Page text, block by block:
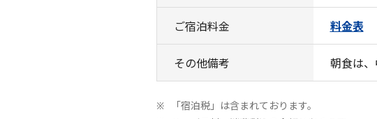
ご宿泊料金 料金表
その他備考 朝食は、
「宿泊税」は含まれております。